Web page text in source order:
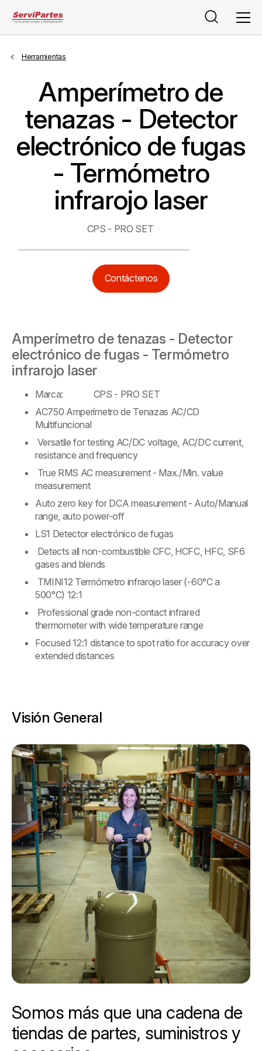
Buscar
Herramientas
Amperímetro de
tenazas - Detector
electrónico de fugas
- Termómetro
infrarojo laser
CPS - PRO SET
Contáctenos
Amperímetro de tenazas - Detector
electrónico de fugas - Termómetro
infrarojo laser
Marca: CPS - PRO SET
AC750 Amperímetro de Tenazas AC/CD
Multifuncional
Versatile for testing AC/DC voltage, AC/DC current,
resistance and frequency
True RMS AC measurement - Max./Min. value
measurement
Auto zero key for DCA measurement - Auto/Manual
range, auto power-off
LS1 Detector electrónico de fugas
Detects all non-combustible CFC, HCFC, HFC, SF6
gases and blends
TMINI12 Termómetro infrarojo laser (-60°C a
500°C) 12:1
Professional grade non-contact infrared
thermometer with wide temperature range
Focused 12:1 distance to spot ratio for accuracy over
extended distances
Visión General
Somos más que una cadena de
tiendas de partes, suministros y